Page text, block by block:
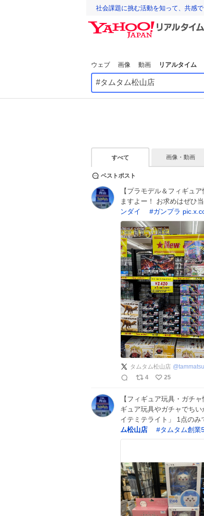
社会課題に挑む活動を知って、共感
ウェブ 画像 動画 リアルタイム
すべて 画像・動画
ベストポスト
【プラモデル＆フィギュ
ますよー！ お求めはぜひ
ンダイ
#ガンプラ
タムタム松山店 @
4
25
【フィギュア玩具・ガチ
ギュア玩具やガチャでち
イテミテライト」 1点のみ
ム松山店
#タムタム創業